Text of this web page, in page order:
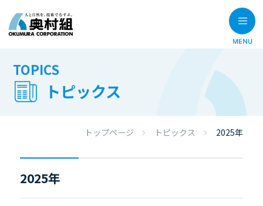
TOPICS
トピックス
トップページ トピックス 2025年
2025年